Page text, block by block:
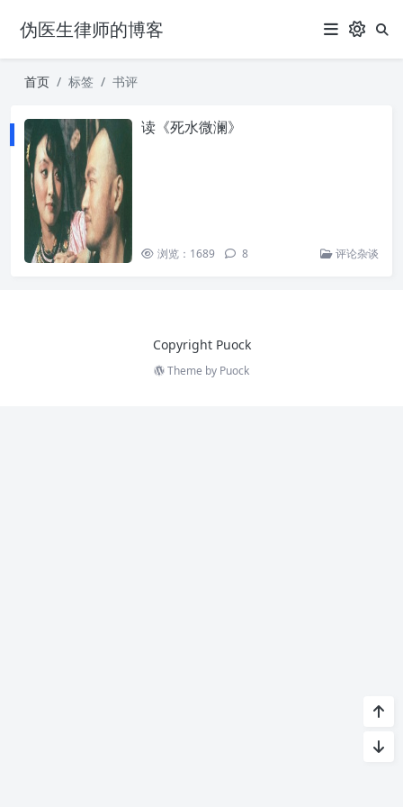
伪医生律师的博客
首页 标签 书评
读《死水微澜》
浏览：1689 8 评论杂谈
Copyright Puock
Theme by Puock